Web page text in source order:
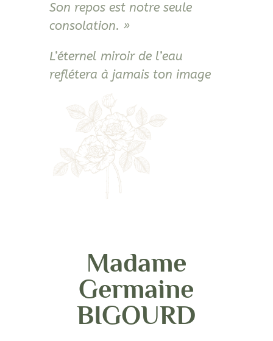
Son repos est notre seule
consolation. »
L’éternel miroir de l’eau
reflétera à jamais ton image
Madame
Germaine
BIGOURD